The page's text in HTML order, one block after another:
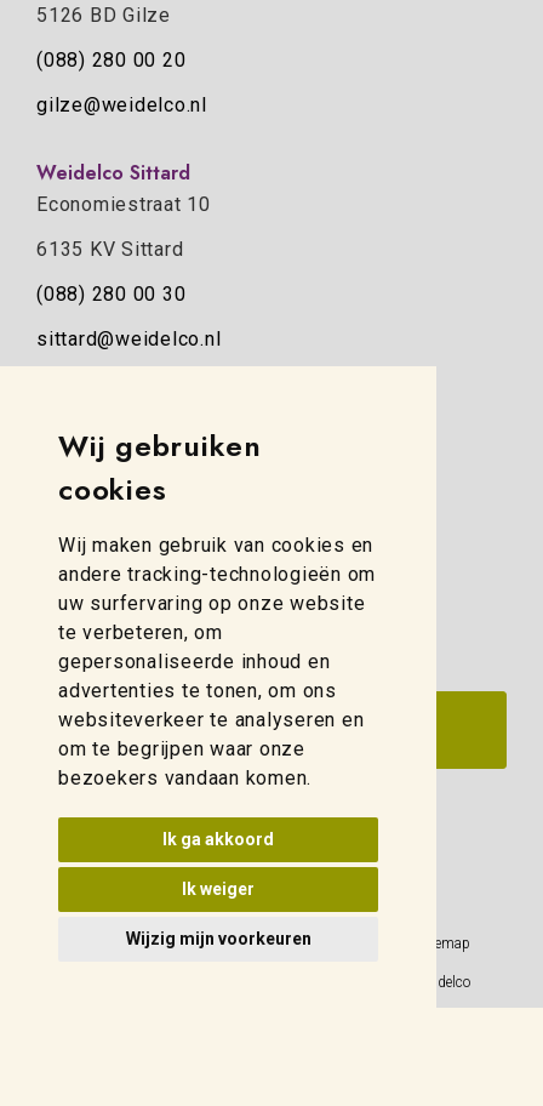
Wij gebruiken
cookies
Wij maken gebruik van cookies en
andere tracking-technologieën om
uw surfervaring op onze website
te verbeteren, om
gepersonaliseerde inhoud en
advertenties te tonen, om ons
websiteverkeer te analyseren en
om te begrijpen waar onze
bezoekers vandaan komen.
Ik ga akkoord
Ik weiger
Wijzig mijn voorkeuren
5126 BD Gilze
(088) 280 00 20
gilze@weidelco.nl
Weidelco Sittard
Economiestraat 10
6135 KV Sittard
(088) 280 00 30
sittard@weidelco.nl
Simon Stevinweg 8
8013 NB Zwolle
zwolle@weidelco.nl
Update cookies voorkeuren
Privacy Policy Sitemap
© 2026 Weidelco